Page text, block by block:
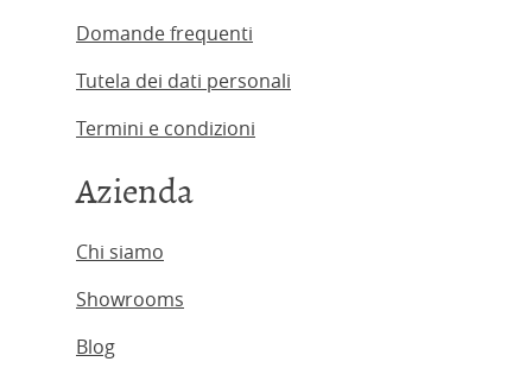
Domande frequenti
Tutela dei dati personali
Termini e condizioni
Azienda
Chi siamo
Showrooms
Blog